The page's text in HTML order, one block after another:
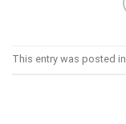
This entry was posted in